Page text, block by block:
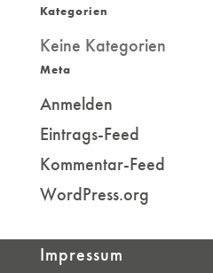
Kategorien
Keine Kategorien
Meta
Anmelden
Eintrags-Feed
Kommentar-Feed
WordPress.org
Impressum